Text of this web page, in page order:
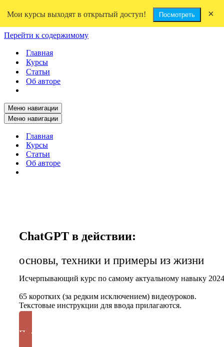
Перейти к содержимому
Главная
Курсы
Статьи
Об авторе
Меню навигации
Меню навигации
Главная
Курсы
Статьи
Об авторе
ChatGPT в действии:
основы, техники и примеры из жизни
Исчерпывающий курс по самому актуальному навыку 2024
65 коротких (за редким исключением) видеоуроков.
Текстовые инструкции для ввода прилагаются.
Получить курс
Мои курсы выходят в открытый доступ! Посмотреть ×